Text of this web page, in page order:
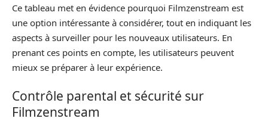
Ce tableau met en évidence pourquoi Filmzenstream est
une option intéressante à considérer, tout en indiquant les
aspects à surveiller pour les nouveaux utilisateurs. En
prenant ces points en compte, les utilisateurs peuvent
mieux se préparer à leur expérience.
Contrôle parental et sécurité sur
Filmzenstream